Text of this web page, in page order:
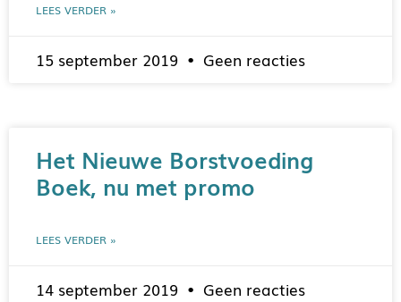
LEES VERDER »
15 september 2019 Geen reacties
Het Nieuwe Borstvoeding
Boek, nu met promo
LEES VERDER »
14 september 2019 Geen reacties